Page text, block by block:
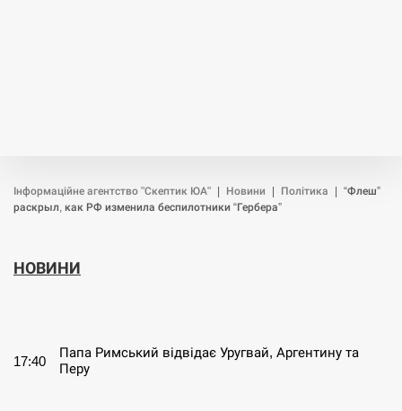
Інформаційне агентство "Скептик ЮА" Новини Політика
“Флеш”
раскрыл, как РФ изменила беспилотники “Гербера”
НОВИНИ
17:40
Папа Римський відвідає Уругвай, Аргентину та
Перу